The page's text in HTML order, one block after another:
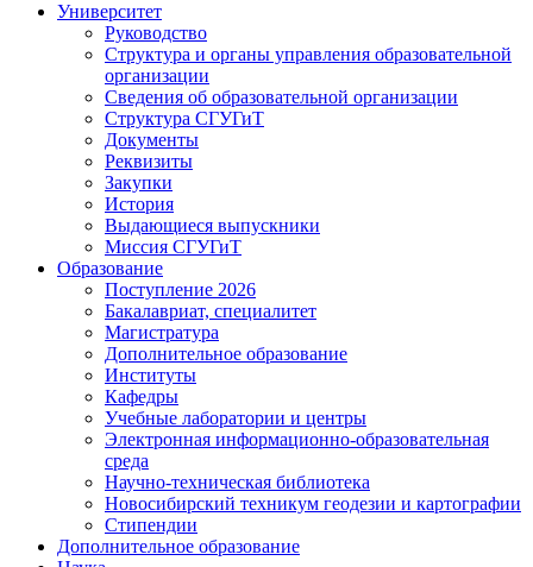
Университет
Руководство
Структура и органы управления образовательной
организации
Сведения об образовательной организации
Структура СГУГиТ
Документы
Реквизиты
Закупки
История
Выдающиеся выпускники
Миссия СГУГиТ
Образование
Поступление 2026
Бакалавриат, специалитет
Магистратура
Дополнительное образование
Институты
Кафедры
Учебные лаборатории и центры
Электронная информационно-образовательная
среда
Научно-техническая библиотека
Новосибирский техникум геодезии и картографии
Стипендии
Дополнительное образование